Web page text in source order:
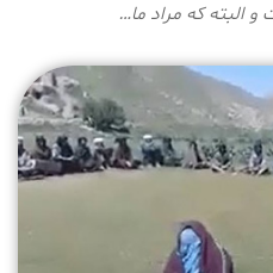
البته که مراد ما…